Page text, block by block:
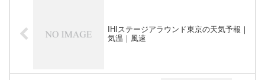
IHIステージアラウンド東京の天気予報｜
気温｜風速